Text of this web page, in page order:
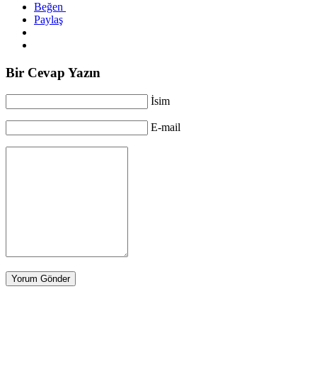
Beğen
Paylaş
Bir Cevap Yazın
İsim
E-mail